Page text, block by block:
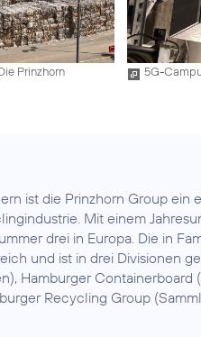
Prinzhorn
5G-
ist die Prinzhorn Group ein
Mit einem
drei in Europa. Die in
und ist in drei Divisionen
Hamburger Containerboard
Recycling Group